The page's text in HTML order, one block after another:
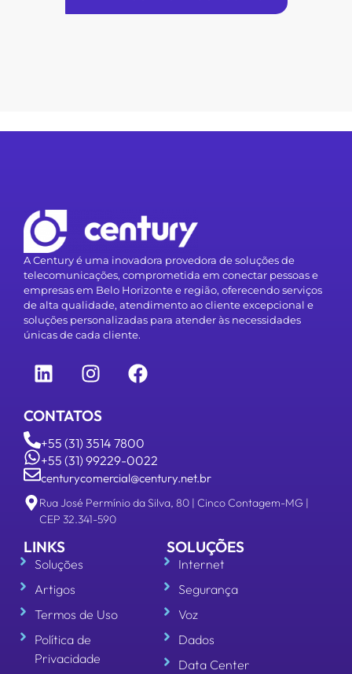
A Century é uma inovadora provedora de soluções de
telecomunicações, comprometida em conectar pessoas e
empresas em Belo Horizonte e região, oferecendo serviços
de alta qualidade, atendimento ao cliente excepcional e
soluções personalizadas para atender às necessidades
únicas de cada cliente.
CONTATOS
+55 (31) 3514 7800
+55 (31) 99229-0022
centurycomercial@century.net.br
Rua José Permínio da Silva, 80 | Cinco Contagem-MG |
CEP 32.341-590
LINKS
Soluções
Artigos
Termos de Uso
Política de
Privacidade
SOLUÇÕES
Internet
Segurança
Voz
Dados
Data Center